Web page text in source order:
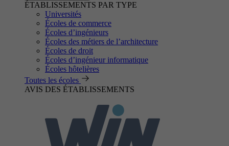
ÉTABLISSEMENTS PAR TYPE
Universités
Écoles de commerce
Écoles d’ingénieurs
Écoles des métiers de l’architecture
Écoles de droit
Écoles d’ingénieur informatique
Écoles hôtelières
Toutes les écoles
AVIS DES ÉTABLISSEMENTS